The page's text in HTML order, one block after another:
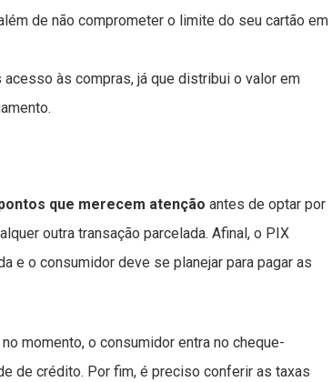
de não comprometer o limite do seu cartão em
às compras, já que distribui o valor em
que merecem atenção antes de optar por
outra transação parcelada. Afinal, o PIX
e o consumidor deve se planejar para pagar as
momento, o consumidor entra no cheque-
de crédito. Por fim, é preciso conferir as taxas